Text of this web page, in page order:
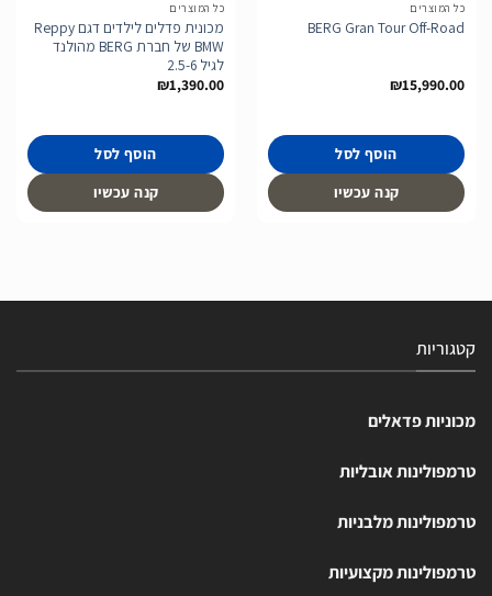
כל המוצרים
BERG Gran Tour Off-Road
₪15,990.00
הוסף לסל
קנה עכשיו
כל המוצרים
מכונית פדלים לילדים דגם Reppy
BMW של חברת BERG מהולנד
לגיל 2.5-6
₪1,390.00
הוסף לסל
קנה עכשיו
קטגוריות
מכוניות פדאלים
טרמפולינות אובליות
טרמפולינות מלבניות
טרמפולינות מקצועיות